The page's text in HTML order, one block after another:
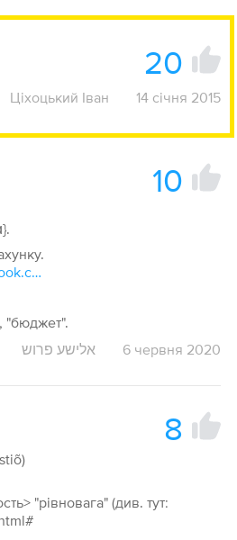
20
Ціхоцький Іван 14 січня 2015
10
https://www.facebook.com/groups/alter.movoznavstvo/permalink/1649948935151250/
"бюджет".
אלישע פרוש 6 червня 2020
8
"рівновага" (див. тут: